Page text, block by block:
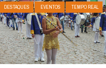
DESTAQUES EVENTOS TEMPO REAL